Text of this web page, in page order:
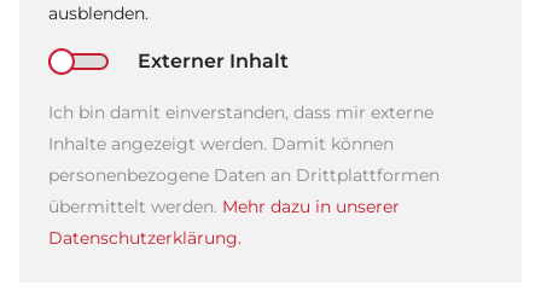
ausblenden.
Externer Inhalt
Ich bin damit einverstanden, dass mir externe
Inhalte angezeigt werden. Damit können
personenbezogene Daten an Drittplattformen
übermittelt werden. Mehr dazu in unserer
Datenschutzerklärung.